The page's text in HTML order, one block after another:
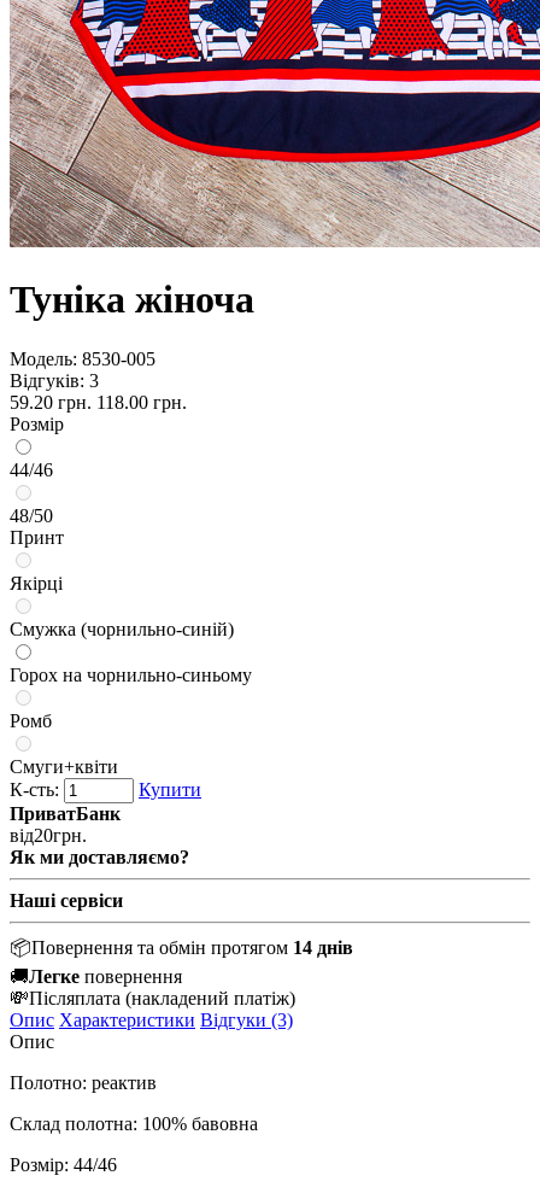
Туніка жіноча
Модель: 8530-005
Відгуків: 3
59.20 грн. 118.00 грн.
Розмір
44/46
48/50
Принт
Якірці
Смужка (чорнильно-синій)
Горох на чорнильно-синьому
Ромб
Смуги+квіти
К-сть:
Купити
ПриватБанк
від20грн.
Як ми доставляємо?
Наші сервіси
📦Повернення та обмін протягом 14 днів
🚚Легке повернення
💸Післяплата (накладений платіж)
Опис Характеристики Відгуки (3)
Опис
Полотно: реактив
Склад полотна: 100% бавовна
Розмір: 44/46